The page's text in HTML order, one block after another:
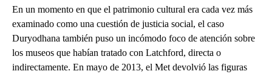
En un momento en que el patrimonio cultural era cada vez más
examinado como una cuestión de justicia social, el caso
Duryodhana también puso un incómodo foco de atención sobre
los museos que habían tratado con Latchford, directa o
indirectamente. En mayo de 2013, el Met devolvió las figuras